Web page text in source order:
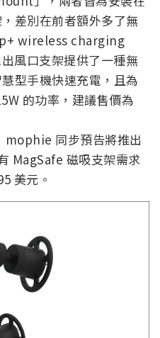
差別在前者額外多了無
wireless charging
風口支架提供了一種無
型手機快速充電，且為
的功率，建議售價為
mophie 同步預告將推出
MagSafe 磁吸支架需求
美元。